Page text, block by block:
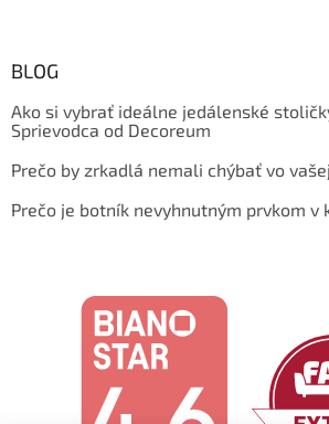
BLOG
Ako si vybrať ideálne jedálenské
Sprievodca od Decoreum
Prečo by zrkadlá nemali chýbať vo
Prečo je botník nevyhnutným prvkom v